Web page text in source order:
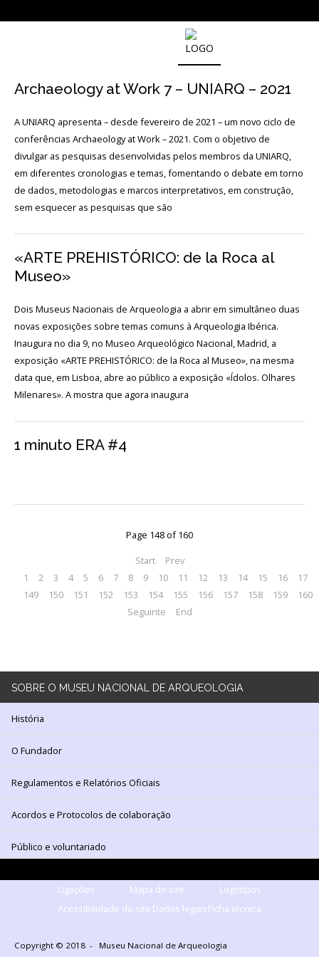
MUSEU
DE
ARQUEOLOGIA
História
Regulamentos
Relatórios
Acordos
Protocolos
de
colaboração
Público
voluntariado
ESCUTA
DO
MNA
Exposições
Cooperação
Archaeology at Work 7 – UNIARQ – 2021
A UNIARQ apresenta – desde fevereiro de 2021 – um novo ciclo de
conferências Archaeology at Work – 2021. Com o objetivo de
divulgar as pesquisas desenvolvidas pelos membros da UNIARQ,
em diferentes cronologias e temas, fomentando o debate em torno
de dados, metodologias e marcos interpretativos, em construção,
sem esquecer as pesquisas que são
«ARTE PREHISTÓRICO: de la Roca al
Museo»
Dois Museus Nacionais de Arqueologia a abrir em simultâneo duas
novas exposições sobre temas comuns à Arqueologia Ibérica.
Inaugura no dia 9, no Museo Arqueológico Nacional, Madrid, a
exposição «ARTE PREHISTÓRICO: de la Roca al Museo», na mesma
data que, em Lisboa, abre ao público a exposição «Ídolos. Olhares
Milenares». A mostra que agora inaugura
1 minuto ERA #4
Page 148 of 160
Start
Prev
1
2 3 4 5 6 7 8 9 10 11 12 13 14 15 16 17
149
150 151 152 153 154 155 156 157 158 159
160
Seguinte
End
SOBRE O MUSEU NACIONAL DE ARQUEOLOGIA
História
O Fundador
Regulamentos e Relatórios Oficiais
Acordos e Protocolos de colaboração
Público e voluntariado
Ligações Mapa do site
Logótipos
Acessibilidade do site Dados legaisFicha técnica
Copyright © 2018 - Museu Nacional de Arqueologia